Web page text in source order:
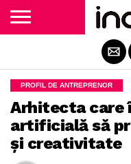
PROFIL DE ANTREPRENOR
Arhitecta care
artificială să
și creativitate
Exit